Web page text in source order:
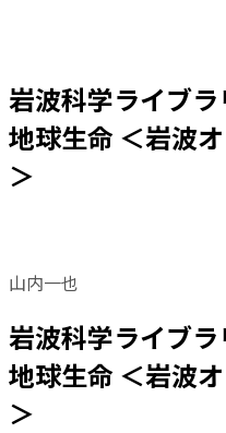
岩波科学ライブ
地球生命 ＜岩波
＞
山内一也
岩波科学ライブ
地球生命 ＜岩波
＞